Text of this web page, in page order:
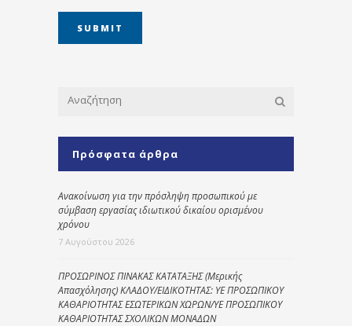
Πρόσφατα άρθρα
Ανακοίνωση για την πρόσληψη προσωπικού με
σύμβαση εργασίας ιδιωτικού δικαίου ορισμένου
χρόνου
7 Αυγούστου 2026
ΠΡΟΣΩΡΙΝΟΣ ΠΙΝΑΚΑΣ ΚΑΤΑΤΑΞΗΣ (Μερικής
Απασχόλησης) ΚΛΑΔΟΥ/ΕΙΔΙΚΟΤΗΤΑΣ: ΥΕ ΠΡΟΣΩΠΙΚΟΥ
ΚΑΘΑΡΙΟΤΗΤΑΣ ΕΣΩΤΕΡΙΚΩΝ ΧΩΡΩΝ/ΥΕ ΠΡΟΣΩΠΙΚΟΥ
ΚΑΘΑΡΙΟΤΗΤΑΣ ΣΧΟΛΙΚΩΝ ΜΟΝΑΔΩΝ